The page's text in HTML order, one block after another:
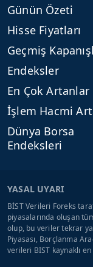
Günün Özeti
Hisse Fiyatları
Geçmiş
Endeksler
En Çok Artanlar
İşlem Hacmi
Dünya Borsa
Endeksleri
YASAL UYARI
BİST Verileri Foreks
piyasalarında oluşan
olup, bu veriler tekrar
Piyasası, Borçlanma
verileri BIST kaynaklı